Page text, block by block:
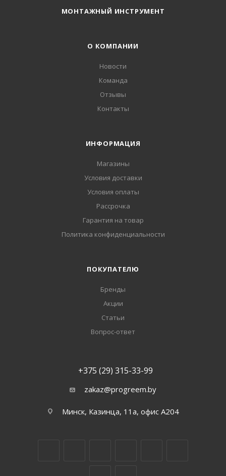
МОНТАЖНЫЙ ИНСТРУМЕНТ
О КОМПАНИИ
Новости
Команда
Отзывы
Контакты
ИНФОРМАЦИЯ
Магазины
Условия доставки
Условия оплаты
Рассрочка
Гарантия на товар
Политика конфиденциальности
ПОКУПАТЕЛЮ
Бренды
Акции
Статьи
Вопрос-ответ
+375 (29) 315-33-99
zakaz@progreem.by
Минск, Казинца, 11а, офис А204